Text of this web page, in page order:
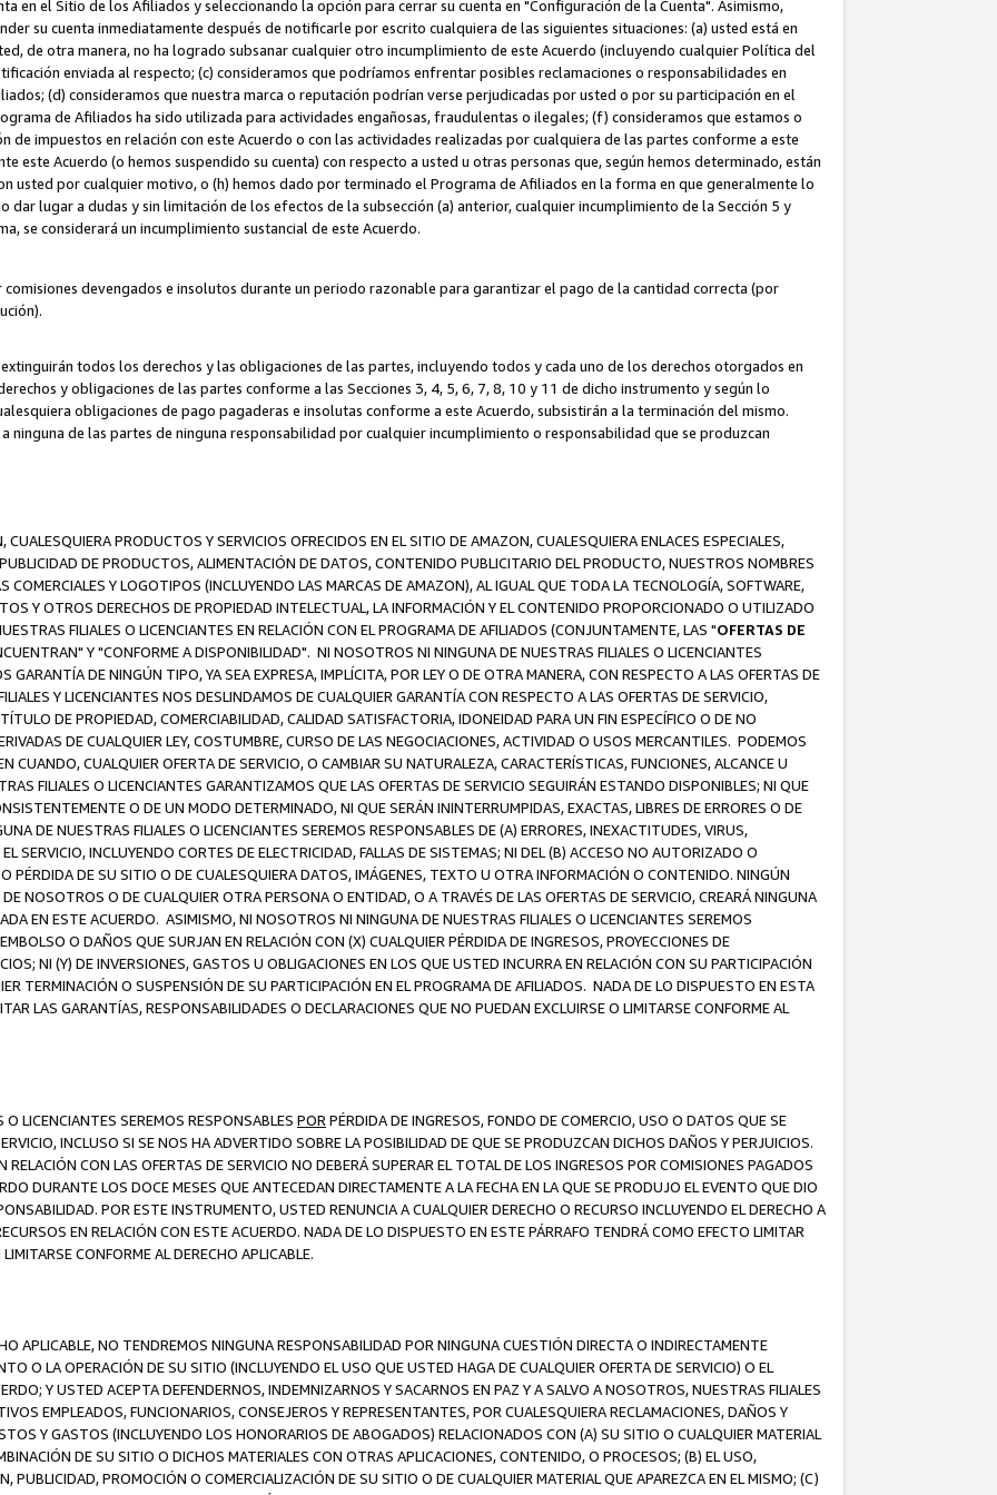
en el Sitio de los Afiliados y seleccionando la opción para cerrar su cuenta en "Configuración de la Cuenta". Asimismo,
su cuenta inmediatamente después de notificarle por escrito cualquiera de las siguientes situaciones: (a) usted está en
de otra manera, no ha logrado subsanar cualquier otro incumplimiento de este Acuerdo (incluyendo cualquier Política del
enviada al respecto; (c) consideramos que podríamos enfrentar posibles reclamaciones o responsabilidades en
(d) consideramos que nuestra marca o reputación podrían verse perjudicadas por usted o por su participación en el
de Afiliados ha sido utilizada para actividades engañosas, fraudulentas o ilegales; (f) consideramos que estamos o
de impuestos en relación con este Acuerdo o con las actividades realizadas por cualquiera de las partes conforme a este
este Acuerdo (o hemos suspendido su cuenta) con respecto a usted u otras personas que, según hemos determinado, están
usted por cualquier motivo, o (h) hemos dado por terminado el Programa de Afiliados en la forma en que generalmente lo
dar lugar a dudas y sin limitación de los efectos de la subsección (a) anterior, cualquier incumplimiento de la Sección 5 y
se considerará un incumplimiento sustancial de este Acuerdo.
devengados e insolutos durante un periodo razonable para garantizar el pago de la cantidad correcta (por
todos los derechos y las obligaciones de las partes, incluyendo todos y cada uno de los derechos otorgados en
y obligaciones de las partes conforme a las Secciones 3, 4, 5, 6, 7, 8, 10 y 11 de dicho instrumento y según lo
obligaciones de pago pagaderas e insolutas conforme a este Acuerdo, subsistirán a la terminación del mismo.
ninguna de las partes de ninguna responsabilidad por cualquier incumplimiento o responsabilidad que se produzcan
PRODUCTOS Y SERVICIOS OFRECIDOS EN EL SITIO DE AMAZON, CUALESQUIERA ENLACES ESPECIALES,
DE PRODUCTOS, ALIMENTACIÓN DE DATOS, CONTENIDO PUBLICITARIO DEL PRODUCTO, NUESTROS NOMBRES
COMERCIALES Y LOGOTIPOS (INCLUYENDO LAS MARCAS DE AMAZON), AL IGUAL QUE TODA LA TECNOLOGÍA, SOFTWARE,
Y OTROS DERECHOS DE PROPIEDAD INTELECTUAL, LA INFORMACIÓN Y EL CONTENIDO PROPORCIONADO O UTILIZADO
FILIALES O LICENCIANTES EN RELACIÓN CON EL PROGRAMA DE AFILIADOS (CONJUNTAMENTE, LAS "OFERTAS DE
Y "CONFORME A DISPONIBILIDAD". NI NOSOTROS NI NINGUNA DE NUESTRAS FILIALES O LICENCIANTES
DE NINGÚN TIPO, YA SEA EXPRESA, IMPLÍCITA, POR LEY O DE OTRA MANERA, CON RESPECTO A LAS OFERTAS DE
Y LICENCIANTES NOS DESLINDAMOS DE CUALQUIER GARANTÍA CON RESPECTO A LAS OFERTAS DE SERVICIO,
DE PROPIEDAD, COMERCIABILIDAD, CALIDAD SATISFACTORIA, IDONEIDAD PARA UN FIN ESPECÍFICO O DE NO
DE CUALQUIER LEY, COSTUMBRE, CURSO DE LAS NEGOCIACIONES, ACTIVIDAD O USOS MERCANTILES. PODEMOS
CUANDO, CUALQUIER OFERTA DE SERVICIO, O CAMBIAR SU NATURALEZA, CARACTERÍSTICAS, FUNCIONES, ALCANCE U
FILIALES O LICENCIANTES GARANTIZAMOS QUE LAS OFERTAS DE SERVICIO SEGUIRÁN ESTANDO DISPONIBLES; NI QUE
O DE UN MODO DETERMINADO, NI QUE SERÁN ININTERRUMPIDAS, EXACTAS, LIBRES DE ERRORES O DE
DE NUESTRAS FILIALES O LICENCIANTES SEREMOS RESPONSABLES DE (A) ERRORES, INEXACTITUDES, VIRUS,
SERVICIO, INCLUYENDO CORTES DE ELECTRICIDAD, FALLAS DE SISTEMAS; NI DEL (B) ACCESO NO AUTORIZADO O
PÉRDIDA DE SU SITIO O DE CUALESQUIERA DATOS, IMÁGENES, TEXTO U OTRA INFORMACIÓN O CONTENIDO. NINGÚN
NOSOTROS O DE CUALQUIER OTRA PERSONA O ENTIDAD, O A TRAVÉS DE LAS OFERTAS DE SERVICIO, CREARÁ NINGUNA
EN ESTE ACUERDO. ASIMISMO, NI NOSOTROS NI NINGUNA DE NUESTRAS FILIALES O LICENCIANTES SEREMOS
O DAÑOS QUE SURJAN EN RELACIÓN CON (X) CUALQUIER PÉRDIDA DE INGRESOS, PROYECCIONES DE
NI (Y) DE INVERSIONES, GASTOS U OBLIGACIONES EN LOS QUE USTED INCURRA EN RELACIÓN CON SU PARTICIPACIÓN
TERMINACIÓN O SUSPENSIÓN DE SU PARTICIPACIÓN EN EL PROGRAMA DE AFILIADOS. NADA DE LO DISPUESTO EN ESTA
LAS GARANTÍAS, RESPONSABILIDADES O DECLARACIONES QUE NO PUEDAN EXCLUIRSE O LIMITARSE CONFORME AL
LICENCIANTES SEREMOS RESPONSABLES PORPÉRDIDA DE INGRESOS, FONDO DE COMERCIO, USO O DATOS QUE SE
INCLUSO SI SE NOS HA ADVERTIDO SOBRE LA POSIBILIDAD DE QUE SE PRODUZCAN DICHOS DAÑOS Y PERJUICIOS.
CON LAS OFERTAS DE SERVICIO NO DEBERÁ SUPERAR EL TOTAL DE LOS INGRESOS POR COMISIONES PAGADOS
DURANTE LOS DOCE MESES QUE ANTECEDAN DIRECTAMENTE A LA FECHA EN LA QUE SE PRODUJO EL EVENTO QUE DIO
POR ESTE INSTRUMENTO, USTED RENUNCIA A CUALQUIER DERECHO O RECURSO INCLUYENDO EL DERECHO A
EN RELACIÓN CON ESTE ACUERDO. NADA DE LO DISPUESTO EN ESTE PÁRRAFO TENDRÁ COMO EFECTO LIMITAR
CONFORME AL DERECHO APLICABLE.
APLICABLE, NO TENDREMOS NINGUNA RESPONSABILIDAD POR NINGUNA CUESTIÓN DIRECTA O INDIRECTAMENTE
O LA OPERACIÓN DE SU SITIO (INCLUYENDO EL USO QUE USTED HAGA DE CUALQUIER OFERTA DE SERVICIO) O EL
Y USTED ACEPTA DEFENDERNOS, INDEMNIZARNOS Y SACARNOS EN PAZ Y A SALVO A NOSOTROS, NUESTRAS FILIALES
EMPLEADOS, FUNCIONARIOS, CONSEJEROS Y REPRESENTANTES, POR CUALESQUIERA RECLAMACIONES, DAÑOS Y
Y GASTOS (INCLUYENDO LOS HONORARIOS DE ABOGADOS) RELACIONADOS CON (A) SU SITIO O CUALQUIER MATERIAL
DE SU SITIO O DICHOS MATERIALES CON OTRAS APLICACIONES, CONTENIDO, O PROCESOS; (B) EL USO,
PUBLICIDAD, PROMOCIÓN O COMERCIALIZACIÓN DE SU SITIO O DE CUALQUIER MATERIAL QUE APAREZCA EN EL MISMO; (C)